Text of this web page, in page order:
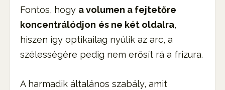
Fontos, hogy a volumen a fejtetőre
koncentrálódjon és ne két oldalra,
hiszen így optikailag nyúlik az arc, a
szélességére pedig nem erősít rá a frizura.
A harmadik általános szabály, amit